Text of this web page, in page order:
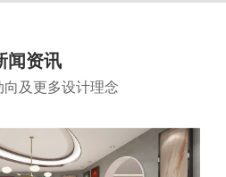
闻资讯
向及更多设计理念